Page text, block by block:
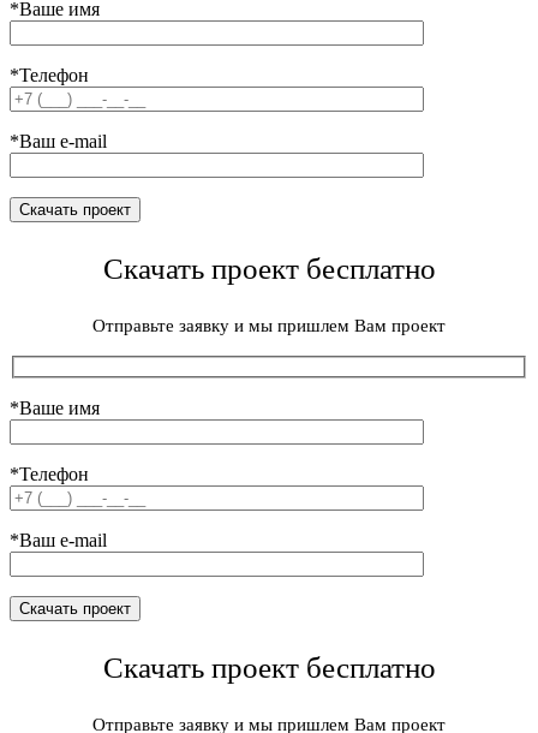
*Ваше имя
*Телефон
*Ваш e-mail
Скачать проект бесплатно
Отправьте заявку и мы пришлем Вам проект
*Ваше имя
*Телефон
*Ваш e-mail
Скачать проект бесплатно
Отправьте заявку и мы пришлем Вам проект